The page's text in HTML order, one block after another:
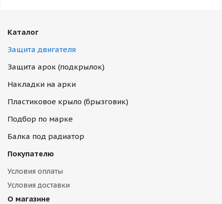
Каталог
Защита двигателя
Защита арок (подкрылок)
Накладки на арки
Пластиковое крыло (брызговик)
Подбор по марке
Балка под радиатор
Покупателю
Условия оплаты
Условия доставки
О магазине